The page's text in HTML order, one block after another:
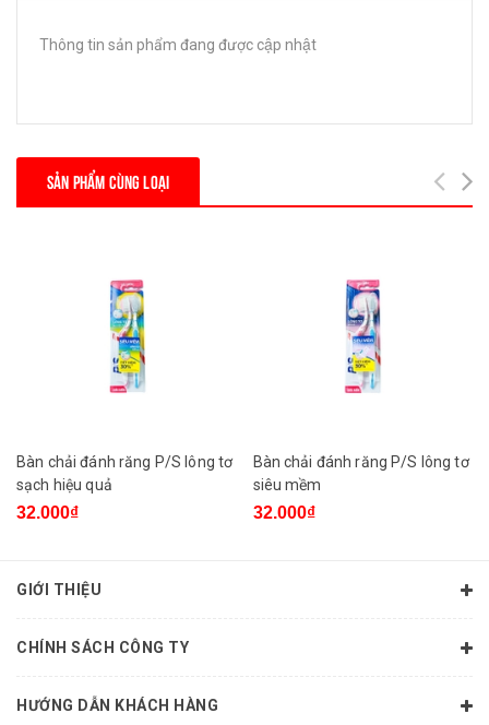
Thông tin sản phẩm đang được cập nhật
SẢN PHẨM CÙNG LOẠI
Bàn chải đánh răng P/S lông tơ
sạch hiệu quả
32.000₫
Bàn chải đánh răng P/S lông tơ
siêu mềm
32.000₫
GIỚI THIỆU
CHÍNH SÁCH CÔNG TY
HƯỚNG DẪN KHÁCH HÀNG